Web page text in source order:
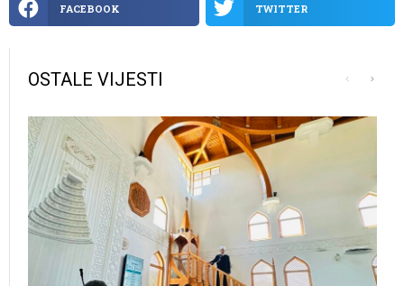
FACEBOOK TWITTER
OSTALE VIJESTI